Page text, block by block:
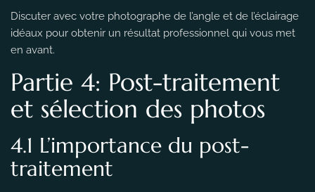
Discuter avec votre photographe de l’angle et de l’éclairage
idéaux pour obtenir un résultat professionnel qui vous met
en avant.
Partie 4: Post-traitement
et sélection des photos
4.1 L’importance du post-
traitement